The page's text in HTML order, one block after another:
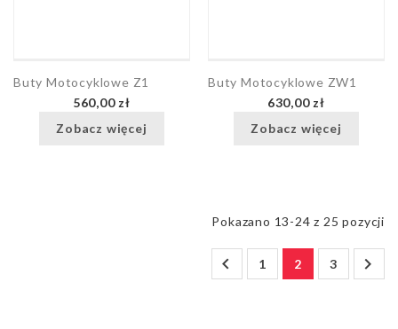
Buty Motocyklowe Z1
560,00 zł
Zobacz więcej
Buty Motocyklowe ZW1
630,00 zł
Zobacz więcej
Pokazano 13-24 z 25 pozycji
 1 2 3 